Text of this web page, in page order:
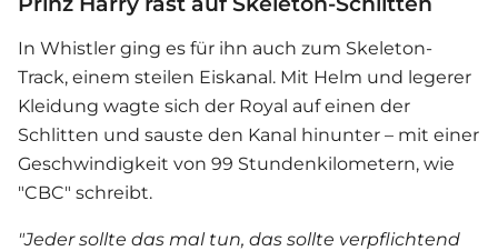
In Whistler ging es für ihn auch zum Skeleton-
Track, einem steilen Eiskanal. Mit Helm und legerer
Kleidung wagte sich der Royal auf einen der
Schlitten und sauste den Kanal hinunter – mit einer
Geschwindigkeit von 99 Stundenkilometern, wie
"CBC" schreibt.
"Jeder sollte das mal tun, das sollte verpflichtend